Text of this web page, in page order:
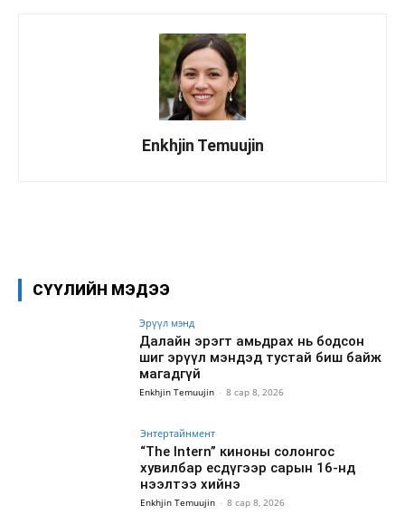
Enkhjin Temuujin
СҮҮЛИЙН МЭДЭЭ
Эрүүл мэнд
Далайн эрэгт амьдрах нь бодсон
шиг эрүүл мэндэд тустай биш байж
магадгүй
Enkhjin Temuujin - 8 сар 8, 2026
Энтертайнмент
“The Intern” киноны солонгос
хувилбар есдүгээр сарын 16-нд
нээлтээ хийнэ
Enkhjin Temuujin - 8 сар 8, 2026